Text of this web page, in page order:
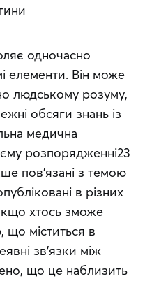
одночасно
елементи. Він може
людському розуму,
обсяги знань із
медична
розпорядженні23
пов’язані з темою
в різних
хтось зможе
що міститься в
зв’язки між
що це наблизить